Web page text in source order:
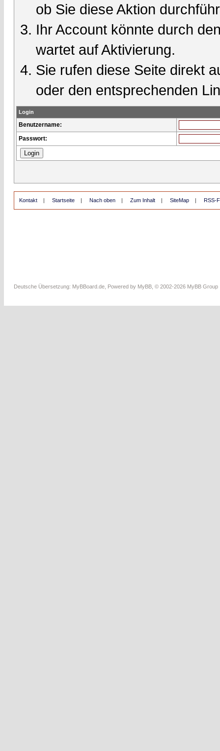
ob Sie diese Aktion
Ihr Account könnte durch
wartet auf Aktivierung.
Sie rufen diese Seite direkt
oder den entsprechenden
Login
Benutzername:
Passwort:
Kontakt | Startseite | Nach oben | Zum Inhalt | SiteMap | RSS-
Deutsche Übersetzung: MyBBoard.de , Powered by MyBB , © 2002-2026 MyBB Group